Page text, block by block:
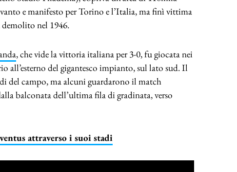
e manifesto per Torino e l’Italia, ma finì vittima
demolito nel 1946.
, che vide la vittoria italiana per 3-0, fu giocata nei
all’esterno del gigantesco impianto, sul lato sud. Il
del campo, ma alcuni guardarono il match
balconata dell’ultima fila di gradinata, verso
attraverso i suoi stadi